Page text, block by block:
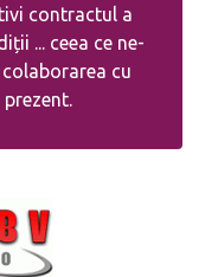
contractul a
... ceea ce ne-
cu